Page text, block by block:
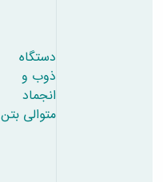
دستگاه
ذوب و
انجماد
متوالی بتن